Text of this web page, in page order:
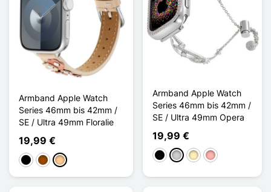
Armband Apple Watch
Series 46mm bis 42mm /
SE / Ultra 49mm Floralie
19,99 €
Schwarz
BraunAbricot
Armband Apple Watch
Series 46mm bis 42mm /
SE / Ultra 49mm Opera
19,99 €
Schwarz
SilberGoldenRoségold